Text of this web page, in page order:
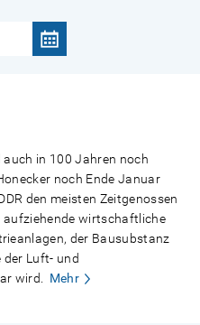
auch in 100 Jahren noch
noch Ende Januar
den meisten Zeitgenossen
aufziehende wirtschaftliche
der Bausubstanz
Luft- und
wird.
Mehr